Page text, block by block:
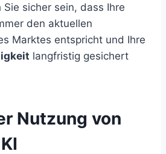
Sie sicher sein, dass Ihre
den aktuellen
Marktes entspricht und Ihre
langfristig gesichert
Nutzung von